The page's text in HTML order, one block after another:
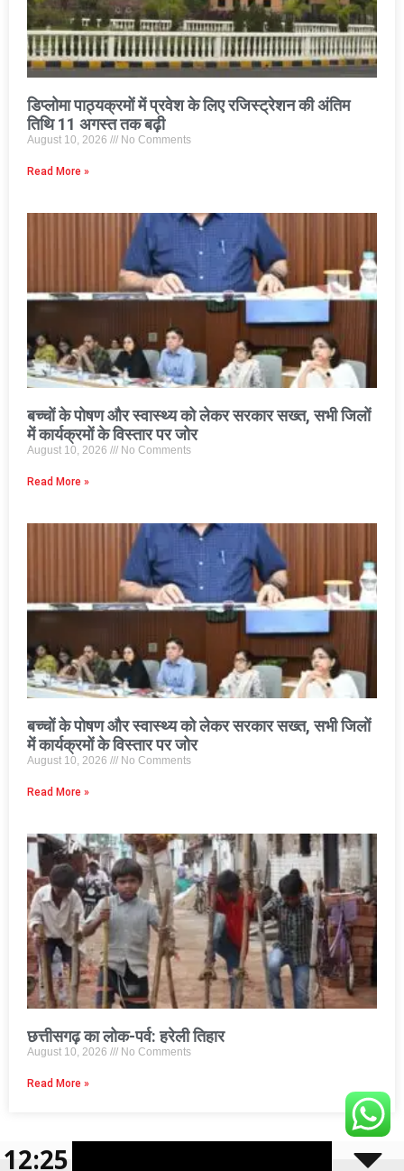
डिप्लोमा पाठ्यक्रमों में प्रवेश के लिए रजिस्ट्रेशन की अंतिम
तिथि 11 अगस्त तक बढ़ी
August 10, 2026 No Comments
Read More »
बच्चों के पोषण और स्वास्थ्य को लेकर सरकार सख्त, सभी जिलों
में कार्यक्रमों के विस्तार पर जोर
August 10, 2026 No Comments
Read More »
बच्चों के पोषण और स्वास्थ्य को लेकर सरकार सख्त, सभी जिलों
में कार्यक्रमों के विस्तार पर जोर
August 10, 2026 No Comments
Read More »
छत्तीसगढ़ का लोक-पर्व: हरेली तिहार
August 10, 2026 No Comments
Read More »
© 2026 CBN 36
12:25